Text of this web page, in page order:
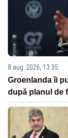
8 aug. 2026, 13:35
Groenlanda îi
după planul de